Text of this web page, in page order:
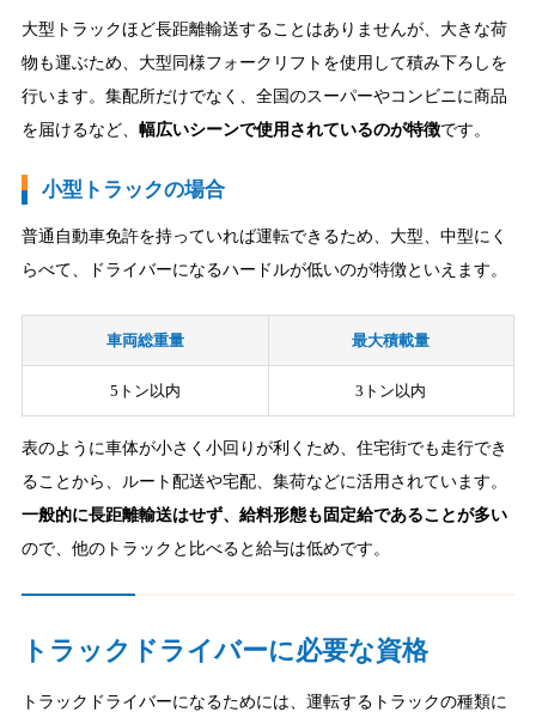
大型トラックほど長距離輸送することはありませんが、大きな荷
物も運ぶため、大型同様フォークリフトを使用して積み下ろしを
行います。集配所だけでなく、全国のスーパーやコンビニに商品
を届けるなど、 幅広いシーンで使用されているのが特徴です。
小型トラックの場合
普通自動車免許を持っていれば運転できるため、大型、中型にく
らべて、ドライバーになるハードルが低いのが特徴といえます。
車両総重量 最大積載量
5トン以内 3トン以内
表のように車体が小さく小回りが利くため、住宅街でも走行でき
ることから、ルート配送や宅配、集荷などに活用されています。
一般的に長距離輸送はせず、給料形態も固定給であることが多い
ので、他のトラックと比べると給与は低めです。
トラックドライバーに必要な資格
トラックドライバーになるためには、運転するトラックの種類に